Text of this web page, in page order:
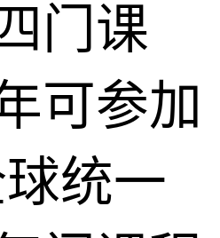
门课
可参加
统一